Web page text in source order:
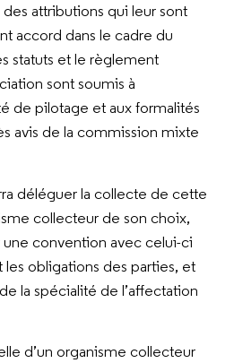
attributions qui leur sont
accord dans le cadre du
statuts et le règlement
sont soumis à
de pilotage et aux formalités
avis de la commission mixte
déléguer la collecte de cette
collecteur de son choix,
convention avec celui-ci
obligations des parties, et
la spécialité de l’affectation
d’un organisme collecteur